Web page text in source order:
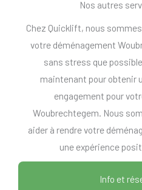
Nos autres
Chez Quicklift, nous
votre déménagement
sans stress que
maintenant pour obtenir
engagement pour
Woubrechtegem. Nous
aider à rendre votre
une expérience
Info et